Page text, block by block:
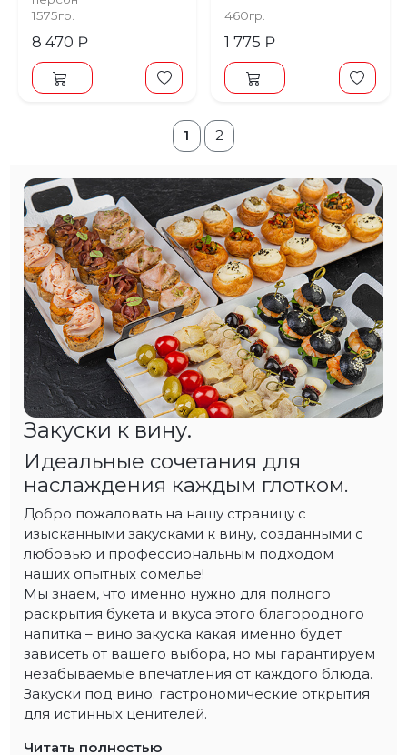
1575гр.
8 470 ₽
460гр.
1 775 ₽
1 2
Закуски к вину.
Идеальные сочетания для
наслаждения каждым глотком.
Добро пожаловать на нашу страницу с
изысканными закусками к вину, созданными с
любовью и профессиональным подходом
наших опытных сомелье!
Мы знаем, что именно нужно для полного
раскрытия букета и вкуса этого благородного
напитка – вино закуска какая именно будет
зависеть от вашего выбора, но мы гарантируем
незабываемые впечатления от каждого блюда.
Закуски под вино: гастрономические открытия
для истинных ценителей.
Читать полностью